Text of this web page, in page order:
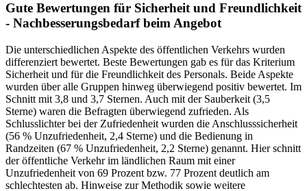
Gute Bewertungen für Sicherheit und Freundlichkeit
- Nachbesserungsbedarf beim Angebot
Die unterschiedlichen Aspekte des öffentlichen Verkehrs wurden
differenziert bewertet. Beste Bewertungen gab es für das Kriterium
Sicherheit und für die Freundlichkeit des Personals. Beide Aspekte
wurden über alle Gruppen hinweg überwiegend positiv bewertet. Im
Schnitt mit 3,8 und 3,7 Sternen. Auch mit der Sauberkeit (3,5
Sterne) waren die Befragten überwiegend zufrieden. Als
Schlusslichter bei der Zufriedenheit wurden die Anschlusssicherheit
(56 % Unzufriedenheit, 2,4 Sterne) und die Bedienung in
Randzeiten (67 % Unzufriedenheit, 2,2 Sterne) genannt. Hier schnitt
der öffentliche Verkehr im ländlichen Raum mit einer
Unzufriedenheit von 69 Prozent bzw. 77 Prozent deutlich am
schlechtesten ab. Hinweise zur Methodik sowie weitere